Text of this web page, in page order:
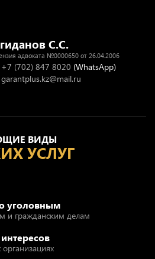
ВИДЫ
УСЛУГ
уголовным
и гражданским делам
организациях
С.С.
адвоката №0000650 от 26.04.2006
+7 (702) 847 8020 (WhatsApp)
garantplus.kz@mail.ru